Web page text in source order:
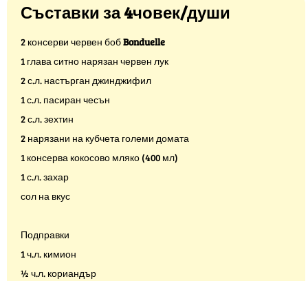
Съставки за 4човек/души
2 консерви червен бобBonduelle
1 глава ситно нарязан червен лук
2 с.л. настърган джинджифил
1 с.л. пасиран чесън
2 с.л. зехтин
2 нарязани на кубчета големи домата
1 консерва кокосово мляко (400 мл)
1 с.л. захар
сол на вкус
Подправки
1 ч.л. кимион
½ ч.л. кориандър